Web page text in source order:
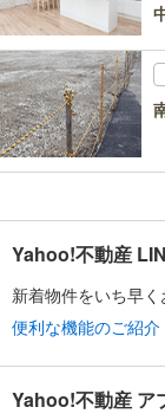
Yahoo!不動産
新着物件をいち早く
便利な機能のご紹介
Yahoo!不動産 ア